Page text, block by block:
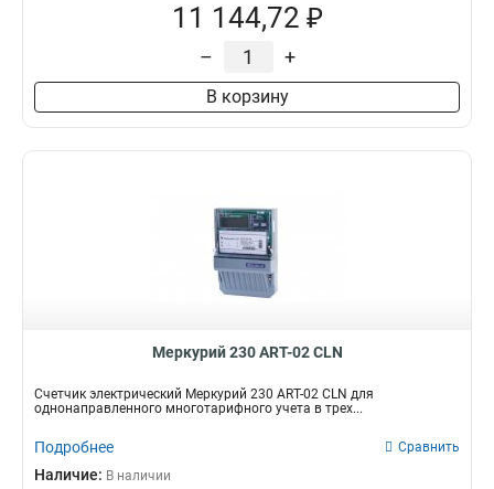
11 144,72 ₽
– +
В корзину
Меркурий 230 АRT-02 СLN
Счетчик электрический Меркурий 230 АRT-02 СLN для
однонаправленного многотарифного учета в трех...
Подробнее Сравнить
Наличие: В наличии